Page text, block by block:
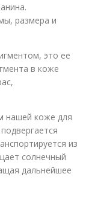
размера и
это ее
в коже
нашей коже для
из
солнечный
дальнейшее